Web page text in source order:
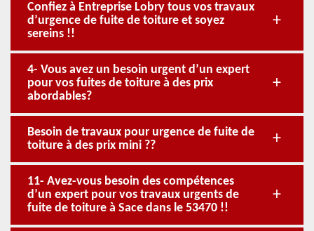
Confiez à Entreprise Lobry tous vos travaux
d’urgence de fuite de toiture et soyez
sereins !!
4- Vous avez un besoin urgent d’un expert
pour vos fuites de toiture à des prix
abordables?
Besoin de travaux pour urgence de fuite de
toiture à des prix mini ??
11- Avez-vous besoin des compétences
d’un expert pour vos travaux urgents de
fuite de toiture à Sace dans le 53470 !!